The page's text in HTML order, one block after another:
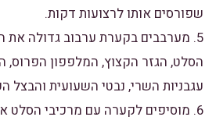
שפורסים אותו לרצועות דקות.
5. מערבבים בקערת ערבוב גדולה את
הסלט, הגזר הקצוץ, המלפפון הפרוס,
עגבניות השרי, נבטי השעועית והבצל
6. מוסיפים לקערה עם מרכיבי הסלט